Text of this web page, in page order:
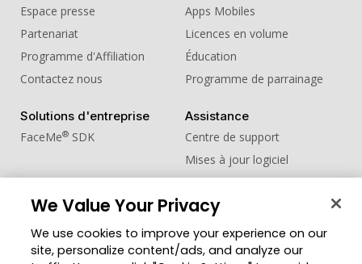
Espace presse
Partenariat
Programme d'Affiliation
Contactez nous
Apps Mobiles
Licences en volume
Éducation
Programme de parrainage
Solutions d'entreprise
FaceMe® SDK
Assistance
Centre de support
Mises à jour logiciel
Centre d'apprentissage
Zone des Membres
Changer de région
We Value Your Privacy
We use cookies to improve your experience on our
site, personalize content/ads, and analyze our